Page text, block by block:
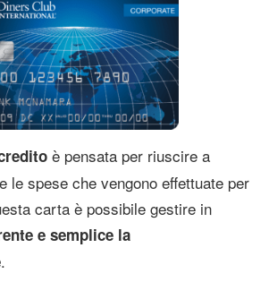
è pensata per riuscire a
le spese che vengono effettuate per
carta è possibile gestire in
e semplice la
.